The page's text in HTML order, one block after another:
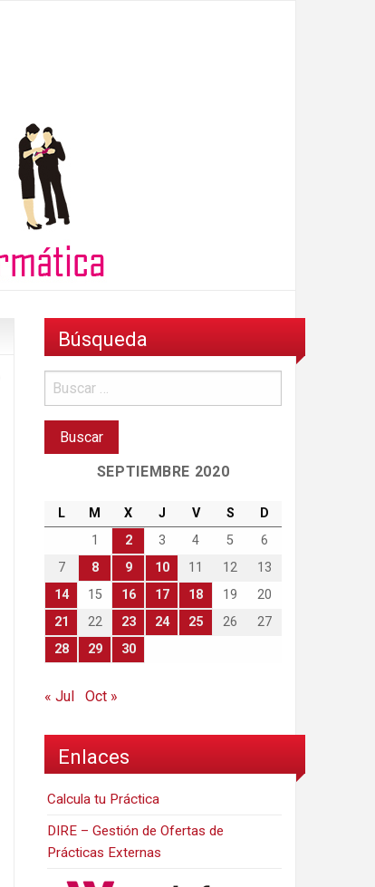
Búsqueda
SEPTIEMBRE 2020
L M X J V S
D
1
2 3 4 5
6
7
8 9 10 11 12
13
14
15 16 17 18 19
20
21
22 23 24 25 26
27
28
29 30
« Jul Oct »
Enlaces
Calcula tu Práctica
DIRE – Gestión de Ofertas de
Prácticas Externas